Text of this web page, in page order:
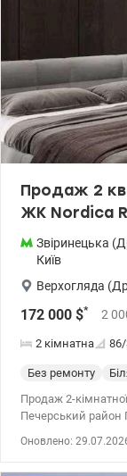
сервіс закрита
біля будинку
Ціна: 195000 у.о.
Продаж 2
ЖК Nordica
Звіринецька
Київ
Верхогляда
172 000 $* 2
2 кімнатна
Без ремонту
Продаж 2-
Печерський район
Оновлено: